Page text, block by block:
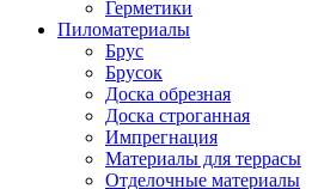
Герметики
Пиломатериалы
Брус
Брусок
Доска обрезная
Доска строганная
Импрегнация
Материалы для террасы
Отделочные материалы